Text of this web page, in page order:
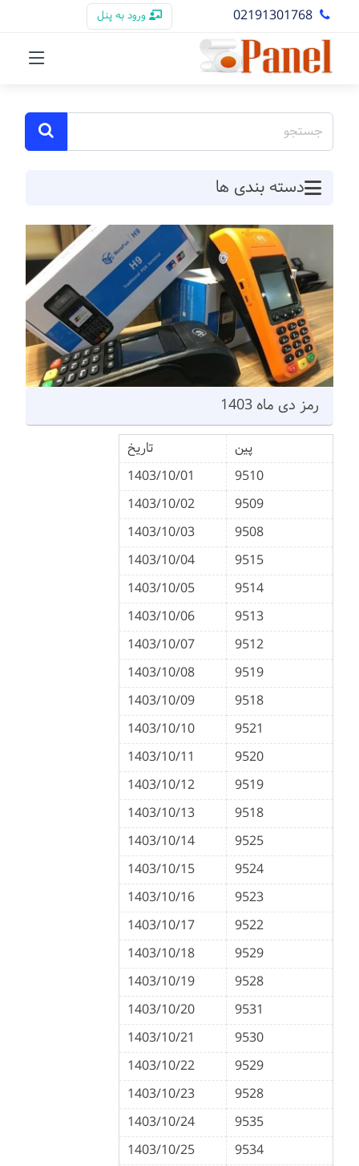
02191301768 ورود به پنل
دسته بندی ها
رمز دی ماه 1403
تاریخ
پین
1403/10/01
9510
1403/10/02
9509
1403/10/03
9508
1403/10/04
9515
1403/10/05
9514
1403/10/06
9513
1403/10/07
9512
1403/10/08
9519
1403/10/09
9518
1403/10/10
9521
1403/10/11
9520
1403/10/12
9519
1403/10/13
9518
1403/10/14
9525
1403/10/15
9524
1403/10/16
9523
1403/10/17
9522
1403/10/18
9529
1403/10/19
9528
1403/10/20
9531
1403/10/21
9530
1403/10/22
9529
1403/10/23
9528
1403/10/24
9535
1403/10/25
9534